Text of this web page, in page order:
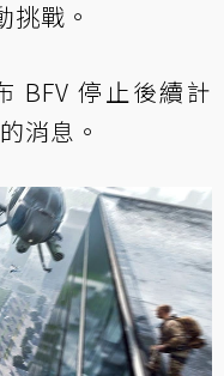
挑戰。
BFV 停止後續計
消息。